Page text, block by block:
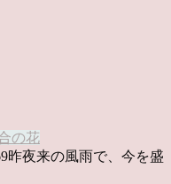
の花
昨夜来の風雨で、今を盛